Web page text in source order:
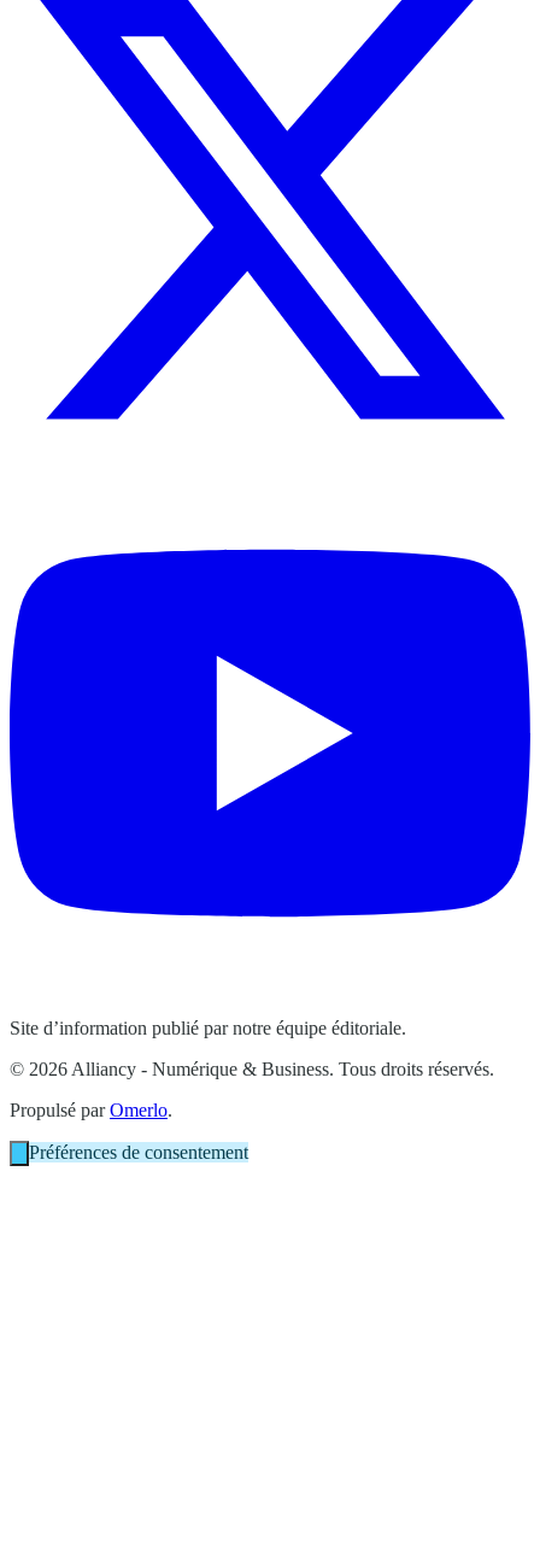
Site d’information publié par notre équipe éditoriale.
© 2026 Alliancy - Numérique & Business. Tous droits réservés.
Propulsé parOmerlo.
Préférences de consentement